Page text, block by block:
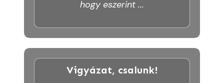
hogy eszerint ...
Vigyázat, csalunk!